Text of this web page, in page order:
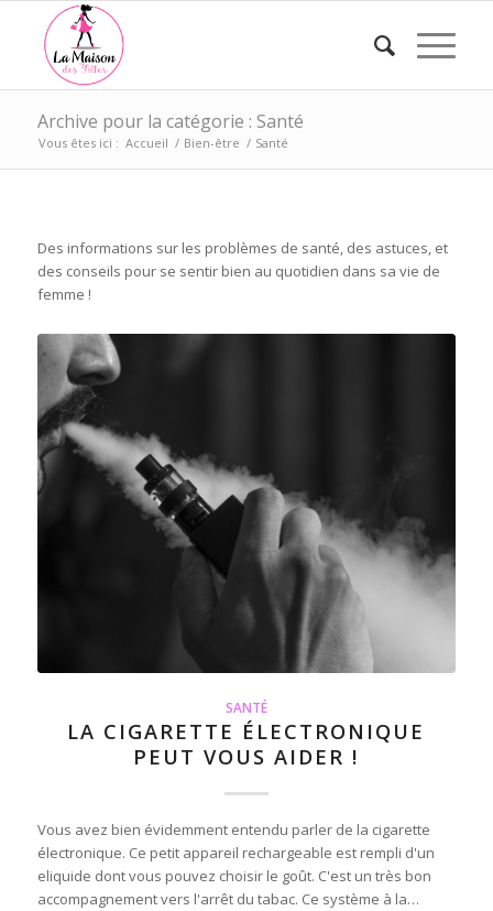
Archive pour la catégorie : Santé
Vous êtes ici : Accueil / Bien-être / Santé
Des informations sur les problèmes de santé, des astuces, et
des conseils pour se sentir bien au quotidien dans sa vie de
femme !
SANTÉ
LA CIGARETTE ÉLECTRONIQUE
PEUT VOUS AIDER !
Vous avez bien évidemment entendu parler de la cigarette
électronique. Ce petit appareil rechargeable est rempli d'un
eliquide dont vous pouvez choisir le goût. C'est un très bon
accompagnement vers l'arrêt du tabac. Ce système à la…